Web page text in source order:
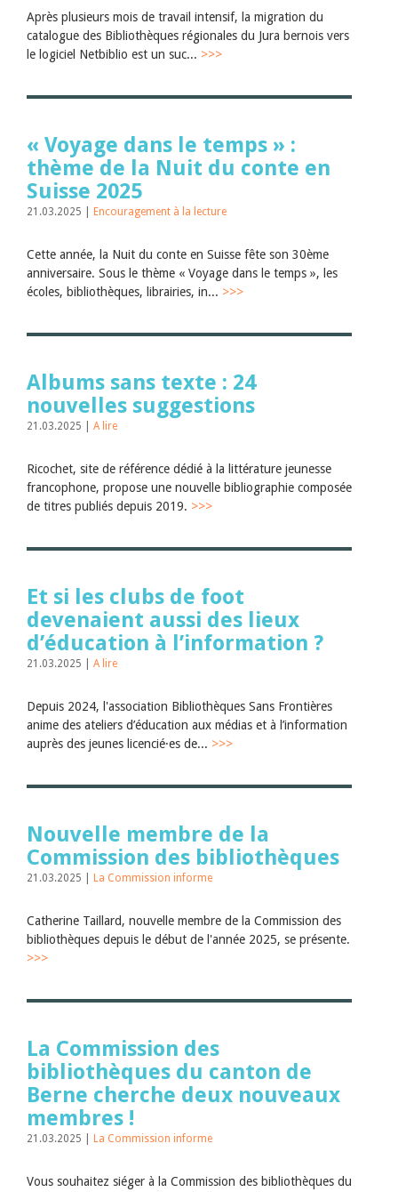
Après plusieurs mois de travail intensif, la migration du
catalogue des Bibliothèques régionales du Jura bernois vers
le logiciel Netbiblio est un suc... >>>
« Voyage dans le temps » :
thème de la Nuit du conte en
Suisse 2025
21.03.2025 | Encouragement à la lecture
Cette année, la Nuit du conte en Suisse fête son 30ème
anniversaire. Sous le thème « Voyage dans le temps », les
écoles, bibliothèques, librairies, in... >>>
Albums sans texte : 24
nouvelles suggestions
21.03.2025 | A lire
Ricochet, site de référence dédié à la littérature jeunesse
francophone, propose une nouvelle bibliographie composée
de titres publiés depuis 2019. >>>
Et si les clubs de foot
devenaient aussi des lieux
d’éducation à l’information ?
21.03.2025 | A lire
Depuis 2024, l'association Bibliothèques Sans Frontières
anime des ateliers d’éducation aux médias et à l’information
auprès des jeunes licencié·es de... >>>
Nouvelle membre de la
Commission des bibliothèques
21.03.2025 | La Commission informe
Catherine Taillard, nouvelle membre de la Commission des
bibliothèques depuis le début de l'année 2025, se présente.
>>>
La Commission des
bibliothèques du canton de
Berne cherche deux nouveaux
membres !
21.03.2025 | La Commission informe
Vous souhaitez siéger à la Commission des bibliothèques du